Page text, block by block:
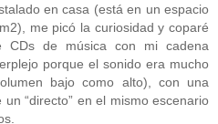
en casa (está en un espacio
me picó la curiosidad y coparé
CDs de música con mi cadena
porque el sonido era mucho
bajo como alto), con una
“directo” en el mismo escenario